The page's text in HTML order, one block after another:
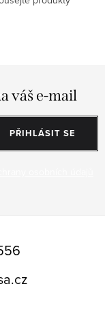
váš e-mail
PŘIHLÁSIT SE